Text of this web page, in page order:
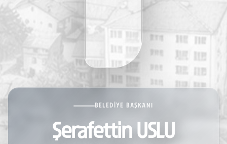
BELEDIYE BAŞKANI
Şerafettin USLU